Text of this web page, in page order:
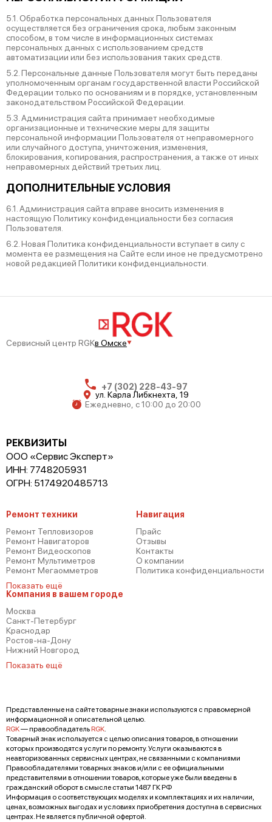
5.1. Обработка персональных данных Пользователя
осуществляется без ограничения срока, любым законным
способом, в том числе в информационных системах
персональных данных с использованием средств
автоматизации или без использования таких средств.
5.2. Персональные данные Пользователя могут быть переданы
уполномоченным органам государственной власти Российской
Федерации только по основаниям и в порядке, установленным
законодательством Российской Федерации.
5.3. Администрация сайта принимает необходимые
организационные и технические меры для защиты
персональной информации Пользователя от неправомерного
или случайного доступа, уничтожения, изменения,
блокирования, копирования, распространения, а также от иных
неправомерных действий третьих лиц.
ДОПОЛНИТЕЛЬНЫЕ УСЛОВИЯ
6.1. Администрация сайта вправе вносить изменения в
настоящую Политику конфиденциальности без согласия
Пользователя.
6.2. Новая Политика конфиденциальности вступает в силу с
момента ее размещения на Сайте если иное не предусмотрено
новой редакцией Политики конфиденциальности.
Сервисный центр RGKв Омске
+7 (302) 228-43-97
ул. Карла Либкнехта, 19
Ежедневно, с 10:00 до 20:00
РЕКВИЗИТЫ
ООО «Сервис Эксперт»
ИНН: 7748205931
ОГРН: 5174920485713
Ремонт техники
Ремонт Тепловизоров
Ремонт Навигаторов
Ремонт Видеоскопов
Ремонт Мультиметров
Ремонт Мегаомметров
Показать ещё
Компания в вашем городе
Москва
Санкт-Петербург
Краснодар
Ростов-на-Дону
Нижний Новгород
Показать ещё
Навигация
Прайс
Отзывы
Контакты
О компании
Политика конфиденциальности
Представленные на сайте товарные знаки используются с правомерной
информационной и описательной целью.
RGK— правообладательRGK
Товарный знак используется с целью описания товаров, в отношении
которых производятся услуги по ремонту. Услуги оказываются в
неавторизованных сервисных центрах, не связанными с компаниями
Правообладателями товарных знаков и/или с ее официальными
представителями в отношении товаров, которые уже были введены в
гражданский оборот в смысле статьи 1487 ГК РФ
Информация о соответствующих моделях и комплектациях и их наличии,
ценах, возможных выгодах и условиях приобретения доступна в сервисных
центрах. Не является публичной офертой.